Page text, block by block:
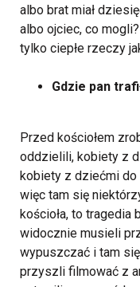
albo brat miał
albo ojciec, co
tylko ciepłe rzeczy
Gdzie pan
Przed kościołem
oddzielili, kobiety z
kobiety z dziećmi do
więc tam się
kościoła, to tragedia
widocznie musieli
wypuszczać i tam
przyszli filmować z